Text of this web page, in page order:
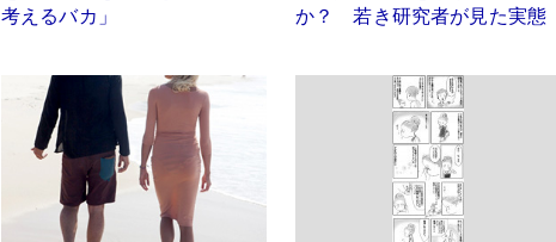
考えるバカ」
か？ 若き研究者が見た実態